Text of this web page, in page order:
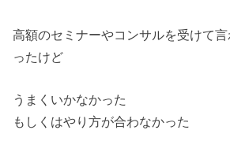
高額のセミナーやコンサルを受けて
ったけど
うまくいかなかった
もしくはやり方が合わなかった